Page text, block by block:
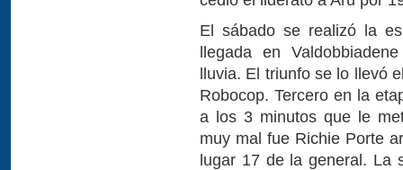
El sábado se realizó la
llegada en
lluvia. El triunfo se lo llevó
Robocop. Tercero en la
a los 3 minutos que le
muy mal fue Richie Porte
lugar 17 de la general. La